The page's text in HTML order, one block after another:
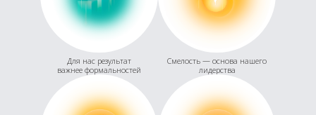
Для нас результат
важнее формальностей
Смелость — основа нашего
лидерства